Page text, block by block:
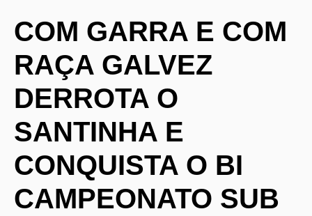
COM GARRA E COM
RAÇA GALVEZ
DERROTA O
SANTINHA E
CONQUISTA O BI
CAMPEONATO SUB